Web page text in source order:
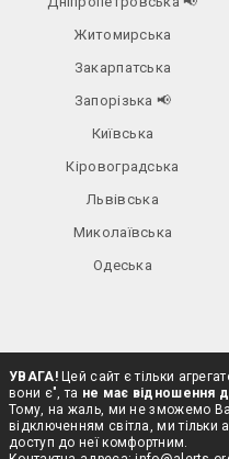
Житомирська
Закарпатська
Запорізька 📢
Київська
Кіровоградська
Львівська
Миколаївська
Одеська
УВАГА!Цей сайт є тільки
вони є", та не має відношення
Тому, на жаль, ми не зможемо
відключенням світла, ми тільки
доступ до неї комфортним.